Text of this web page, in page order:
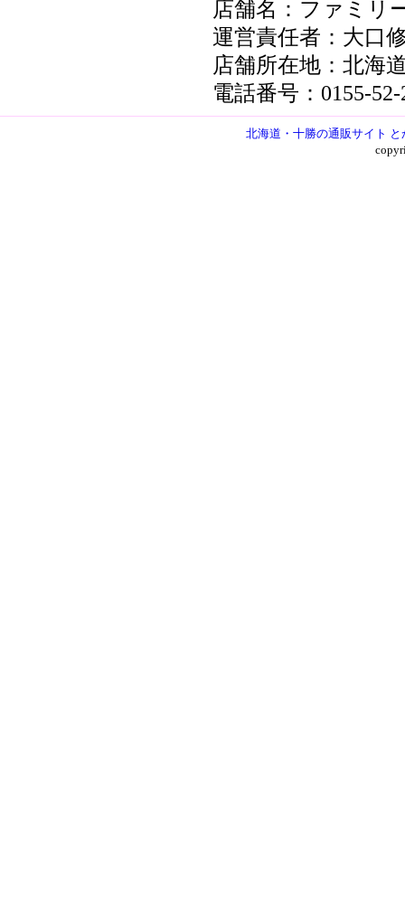
店舗名：ファミリ
運営責任者：大口
店舗所在地：北海
電話番号：0155-52-
北海道・十勝の通販サイト と